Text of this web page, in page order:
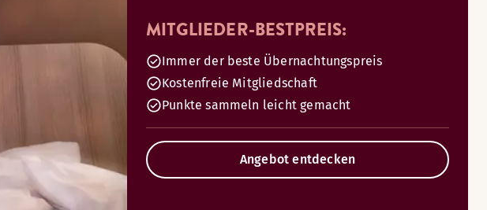
MITGLIEDER-BESTPREIS:
Immer der beste Übernachtungspreis
Kostenfreie Mitgliedschaft
Punkte sammeln leicht gemacht
Angebot entdecken